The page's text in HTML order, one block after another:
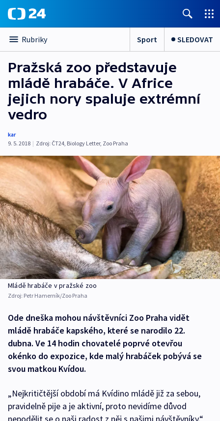
Rubriky Sport SLEDOVAT
Pražská zoo představuje
mládě hrabáče. V Africe
jejich nory spaluje extrémní
vedro
kar
9. 5. 2018 | Zdroj: ČT24, Biology Letter, Zoo Praha
Mládě hrabáče v pražské zoo
Zdroj: Petr Hamerník/Zoo Praha
Ode dneška mohou návštěvníci Zoo Praha vidět
mládě hrabáče kapského, které se narodilo 22.
dubna. Ve 14 hodin chovatelé poprvé otevřou
okénko do expozice, kde malý hrabáček pobývá se
svou matkou Kvídou.
„Nejkritičtější období má Kvídino mládě již za sebou,
pravidelně pije a je aktivní, proto nevidíme důvod